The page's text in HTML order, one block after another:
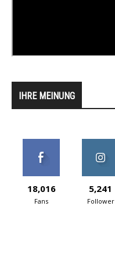
IHRE MEINUNG
18,016
Fans
5,241
Follower